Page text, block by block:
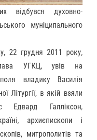
відбувся духовно-
муніципального
22 грудня 2011 року,
УГКЦ, увів на
владику Василія
Літургії, в якій взяли
Едвард Галліксон,
архиєпископи і
митрополитів та